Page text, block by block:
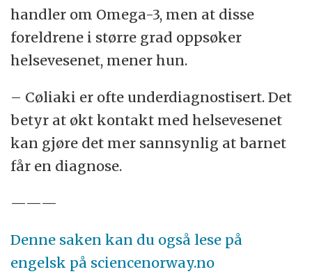
handler om Omega-3, men at disse
foreldrene i større grad oppsøker
helsevesenet, mener hun.
– Cøliaki er ofte underdiagnostisert. Det
betyr at økt kontakt med helsevesenet
kan gjøre det mer sannsynlig at barnet
får en diagnose.
———
Denne saken kan du også lese på
engelsk på sciencenorway.no